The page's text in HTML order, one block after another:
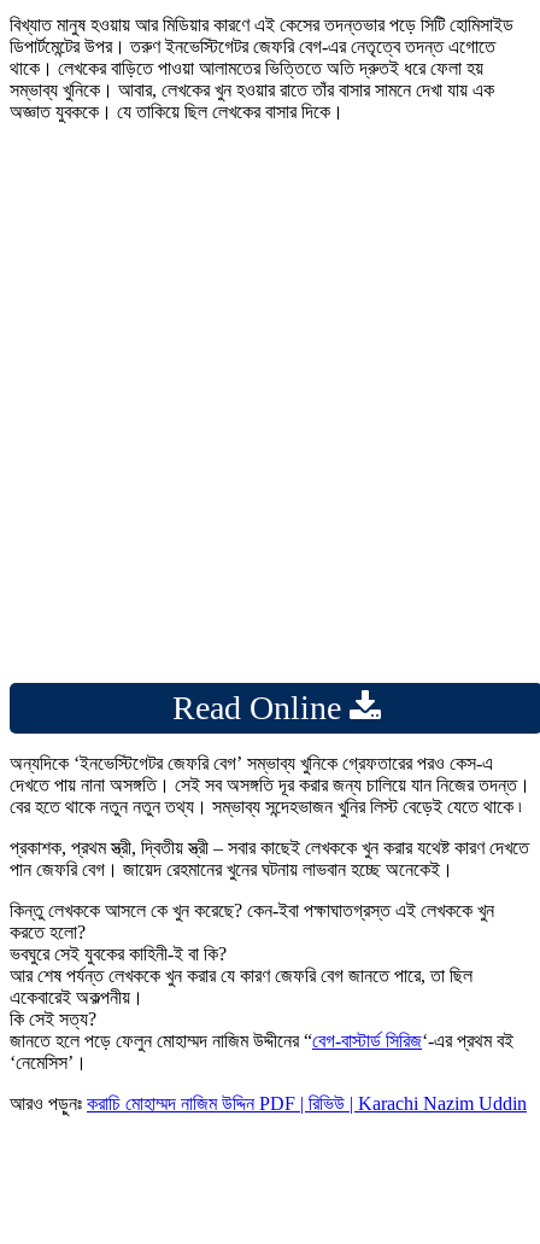
বিখ্যাত মানুষ হওয়ায় আর মিডিয়ার কারণে এই কেসের তদন্তভার পড়ে সিটি হোমিসাইড
ডিপার্টমেন্টের উপর। তরুণ ইনভেস্টিগেটর জেফরি বেগ-এর নেতৃত্বে তদন্ত এগোতে
থাকে। লেখকের বাড়িতে পাওয়া আলামতের ভিত্তিতে অতি দ্রুতই ধরে ফেলা হয়
সম্ভাব্য খুনিকে। আবার, লেখকের খুন হওয়ার রাতে তাঁর বাসার সামনে দেখা যায় এক
অজ্ঞাত যুবককে। যে তাকিয়ে ছিল লেখকের বাসার দিকে।
Read Online
অন্যদিকে ‘ইনভেস্টিগেটর জেফরি বেগ’ সম্ভাব্য খুনিকে গ্রেফতারের পরও কেস-এ
দেখতে পায় নানা অসঙ্গতি। সেই সব অসঙ্গতি দূর করার জন্য চালিয়ে যান নিজের তদন্ত।
বের হতে থাকে নতুন নতুন তথ্য। সম্ভাব্য সন্দেহভাজন খুনির লিস্ট বেড়েই যেতে থাকে ৷
প্রকাশক, প্রথম স্ত্রী, দ্বিতীয় স্ত্রী – সবার কাছেই লেখককে খুন করার যথেষ্ট কারণ দেখতে
পান জেফরি বেগ। জায়েদ রেহমানের খুনের ঘটনায় লাভবান হচ্ছে অনেকেই।
কিন্তু লেখককে আসলে কে খুন করেছে? কেন-ইবা পক্ষাঘাতগ্রস্ত এই লেখককে খুন
করতে হলো?
ভবঘুরে সেই যুবকের কাহিনী-ই বা কি?
আর শেষ পর্যন্ত লেখককে খুন করার যে কারণ জেফরি বেগ জানতে পারে, তা ছিল
একেবারেই অকল্পনীয়।
কি সেই সত্য?
জানতে হলে পড়ে ফেলুন মোহাম্মদ নাজিম উদ্দীনের “বেগ-বাস্টার্ড সিরিজ‘-এর প্রথম বই
‘নেমেসিস’।
আরও পড়ুনঃ করাচি মোহাম্মদ নাজিম উদ্দিন PDF | রিভিউ | Karachi Nazim Uddin